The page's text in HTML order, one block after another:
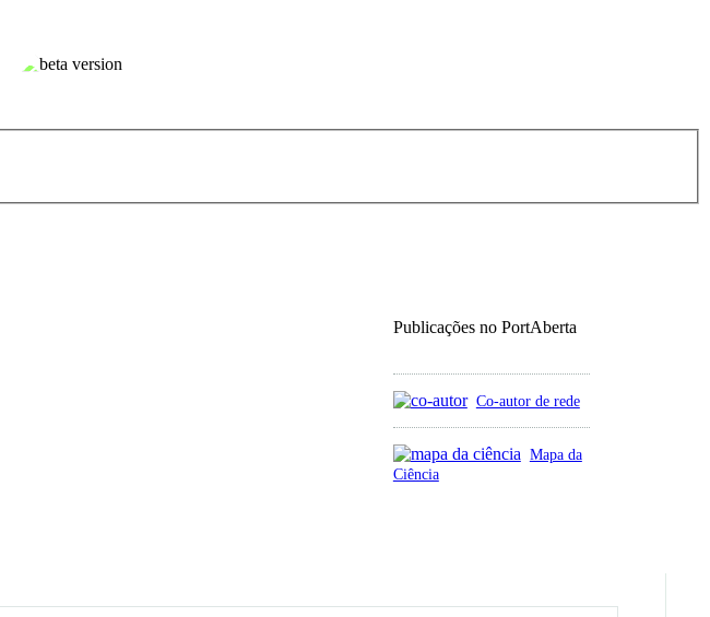
Publicações no PortAberta
Co-autor de rede
Mapa da
Ciência